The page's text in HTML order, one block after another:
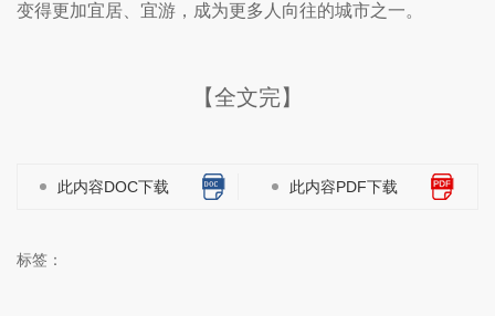
变得更加宜居、宜游，成为更多人向往的城市之一。
【全文完】
此内容DOC下载 此内容PDF下载
标签：